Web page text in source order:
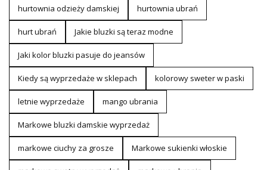
hurtownia odzieży damskiej hurtownia ubrań
hurt ubrań Jakie bluzki są teraz modne
Jaki kolor bluzki pasuje do jeansów
Kiedy są wyprzedaże w sklepach kolorowy sweter w paski
letnie wyprzedaże mango ubrania
Markowe bluzki damskie wyprzedaż
markowe ciuchy za grosze Markowe sukienki włoskie